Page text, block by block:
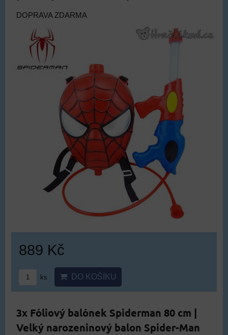
DOPRAVA ZDARMA
889 Kč
ks DO KOŠÍKU
3x Fóliový balónek Spiderman 80 cm |
Velký narozeninový balon Spider-Man